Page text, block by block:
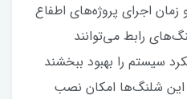
اجرای پروژه‌های اطفاع
رابط می‌توانند
سیستم را بهبود ببخشند
این شلنگ‌ها امکان نصب